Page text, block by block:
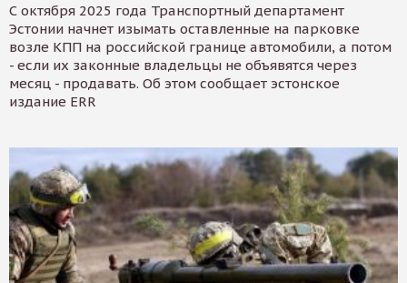
С октября 2025 года Транспортный департамент
Эстонии начнет изымать оставленные на парковке
возле КПП на российской границе автомобили, а потом
- если их законные владельцы не объявятся через
месяц - продавать. Об этом сообщает эстонское
издание ERR